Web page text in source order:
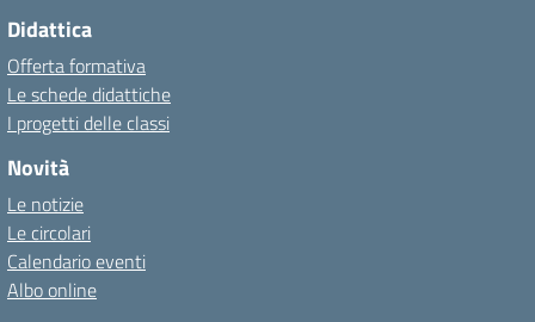
Didattica
Offerta formativa
Le schede didattiche
I progetti delle classi
Novità
Le notizie
Le circolari
Calendario eventi
Albo online